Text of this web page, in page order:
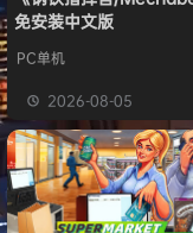
免安装中文版
PC单机
2026-08-05